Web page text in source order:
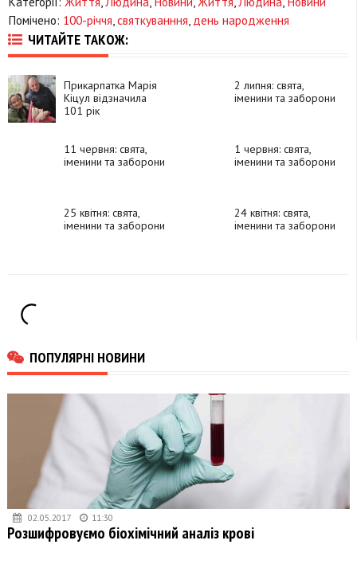
Помічено: 100-річчя святкуванння день народження
ЧИТАЙТЕ ТАКОЖ:
Прикарпатка Марія
Кіцул відзначила
101 рік
2 липня: свята,
іменини та заборони
11 червня: свята,
іменини та заборони
1 червня: свята,
іменини та заборони
25 квітня: свята,
іменини та заборони
24 квітня: свята,
іменини та заборони
ПОПУЛЯРНІ НОВИНИ
02.05.2017 11:30
Розшифровуємо біохімічний аналіз крові